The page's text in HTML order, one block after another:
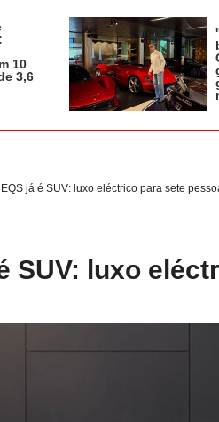
10
3,6
já é SUV: luxo eléctrico para sete
SUV: luxo